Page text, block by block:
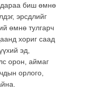
дараа биш өмнө
эрсдлийг
өмнө тулгарч
хориг саад
эд,
орон, аймаг
орлого,